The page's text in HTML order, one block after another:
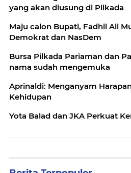
yang akan diusung di Pilkada
Maju calon Bupati, Fadhil Ali
Demokrat dan NasDem
Bursa Pilkada Pariaman dan
nama sudah mengemuka
Aprinaldi: Menganyam
Kehidupan
Yota Balad dan JKA Perkuat